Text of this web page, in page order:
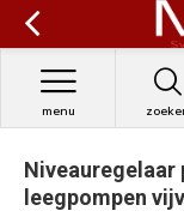
menu
leegpompen